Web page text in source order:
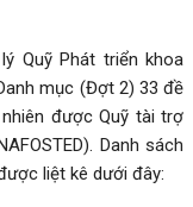
Quỹ Phát triển khoa
mục (Đợt 2) 33 đề
được Quỹ tài trợ
Danh sách
liệt kê dưới đây: